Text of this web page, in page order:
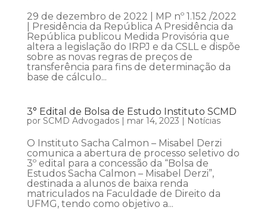
29 de dezembro de 2022 | MP nº 1.152 /2022
| Presidência da República A Presidência da
República publicou Medida Provisória que
altera a legislação do IRPJ e da CSLL e dispõe
sobre as novas regras de preços de
transferência para fins de determinação da
base de cálculo...
3° Edital de Bolsa de Estudo Instituto SCMD
por SCMD Advogados| mar 14, 2023 | Notícias
O Instituto Sacha Calmon – Misabel Derzi
comunica a abertura de processo seletivo do
3º edital para a concessão da “Bolsa de
Estudos Sacha Calmon – Misabel Derzi”,
destinada a alunos de baixa renda
matriculados na Faculdade de Direito da
UFMG, tendo como objetivo a...